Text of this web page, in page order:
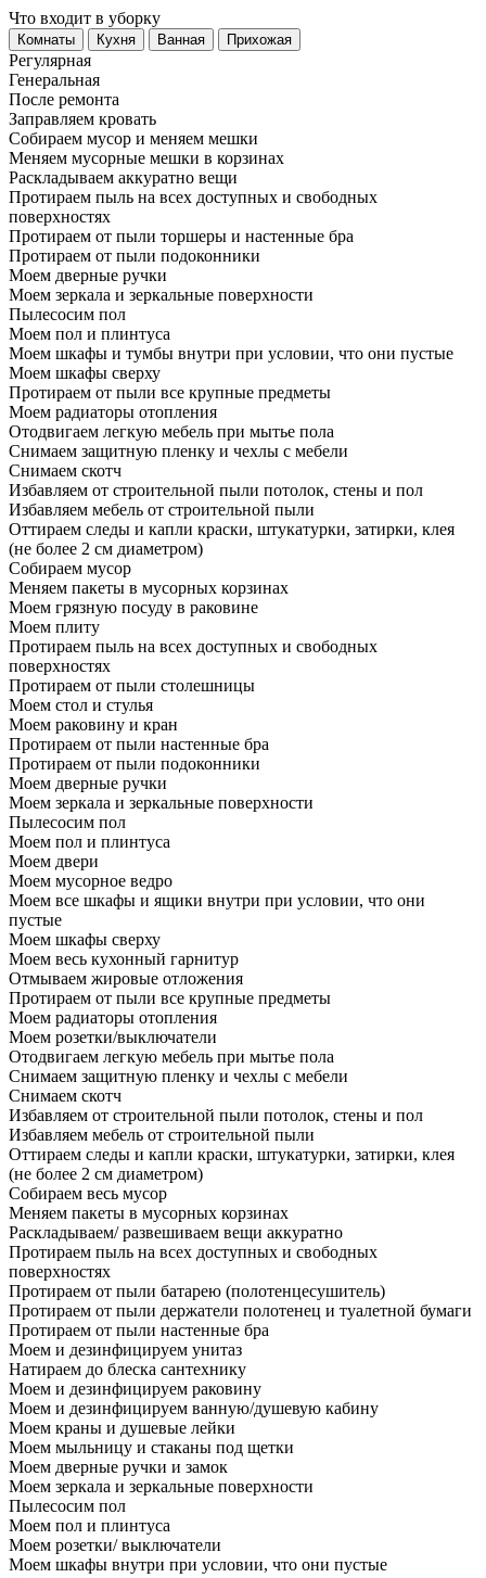
Что входит в уборку
Регу­лярная
Гене­ральная
После ремонта
Заправляем кровать
Собираем мусор и меняем мешки
Меняем мусорные мешки в корзинах
Раскладываем аккуратно вещи
Протираем пыль на всех доступных и свободных
поверхностях
Протираем от пыли торшеры и настенные бра
Протираем от пыли подоконники
Моем дверные ручки
Моем зеркала и зеркальные поверхности
Пылесосим пол
Моем пол и плинтуса
Моем шкафы и тумбы внутри при условии, что они пустые
Моем шкафы сверху
Протираем от пыли все крупные предметы
Моем радиаторы отопления
Отодвигаем легкую мебель при мытье пола
Снимаем защитную пленку и чехлы с мебели
Снимаем скотч
Избавляем от строительной пыли потолок, стены и пол
Избавляем мебель от строительной пыли
Оттираем следы и капли краски, штукатурки, затирки, клея
(не более 2 см диаметром)
Собираем мусор
Меняем пакеты в мусорных корзинах
Моем грязную посуду в раковине
Моем плиту
Протираем пыль на всех доступных и свободных
поверхностях
Протираем от пыли столешницы
Моем стол и стулья
Моем раковину и кран
Протираем от пыли настенные бра
Протираем от пыли подоконники
Моем дверные ручки
Моем зеркала и зеркальные поверхности
Пылесосим пол
Моем пол и плинтуса
Моем двери
Моем мусорное ведро
Моем все шкафы и ящики внутри при условии, что они
пустые
Моем шкафы сверху
Моем весь кухонный гарнитур
Отмываем жировые отложения
Протираем от пыли все крупные предметы
Моем радиаторы отопления
Моем розетки/выключатели
Отодвигаем легкую мебель при мытье пола
Снимаем защитную пленку и чехлы с мебели
Снимаем скотч
Избавляем от строительной пыли потолок, стены и пол
Избавляем мебель от строительной пыли
Оттираем следы и капли краски, штукатурки, затирки, клея
(не более 2 см диаметром)
Собираем весь мусор
Меняем пакеты в мусорных корзинах
Раскладываем/ развешиваем вещи аккуратно
Протираем пыль на всех доступных и свободных
поверхностях
Протираем от пыли батарею (полотенцесушитель)
Протираем от пыли держатели полотенец и туалетной бумаги
Протираем от пыли настенные бра
Моем и дезинфицируем унитаз
Натираем до блеска сантехнику
Моем и дезинфицируем раковину
Моем и дезинфицируем ванную/душевую кабину
Моем краны и душевые лейки
Моем мыльницу и стаканы под щетки
Моем дверные ручки и замок
Моем зеркала и зеркальные поверхности
Пылесосим пол
Моем пол и плинтуса
Моем розетки/ выключатели
Моем шкафы внутри при условии, что они пустые